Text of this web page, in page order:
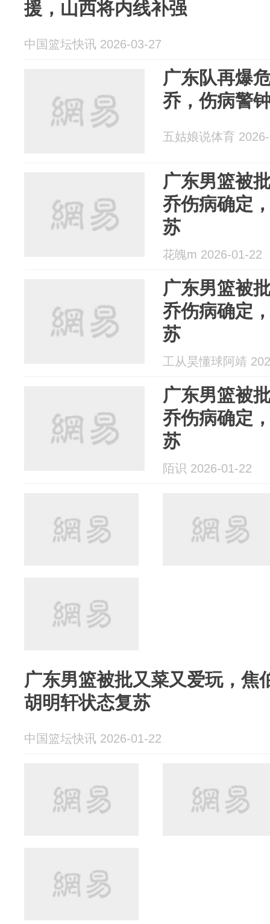
援，山西将内线补强
中国篮坛快讯 2026-03-27
广东队再爆
乔，伤病警
五姑娘说体育
广东男篮被
乔伤病确定
苏
花魄m 2026-01-22
广东男篮被
乔伤病确定
苏
工从昊懂球阿靖
广东男篮被
乔伤病确定
苏
陌识 2026-01-22
广东男篮被批又菜又爱玩，焦
胡明轩状态复苏
中国篮坛快讯 2026-01-22